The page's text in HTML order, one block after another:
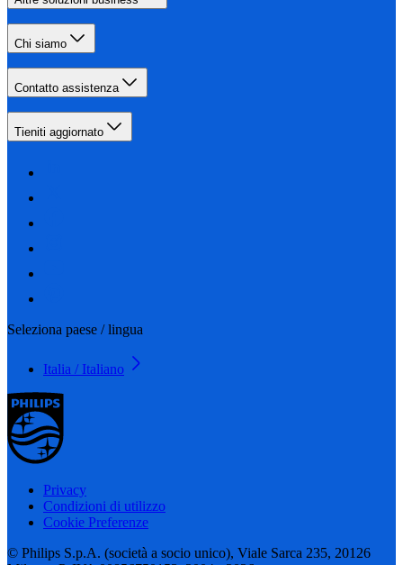
Chi siamo
Contatto assistenza
Tieniti aggiornato
Seleziona paese / lingua
Italia / Italiano
Privacy
Condizioni di utilizzo
Cookie Preferenze
© Philips S.p.A. (società a socio unico), Viale Sarca 235, 20126